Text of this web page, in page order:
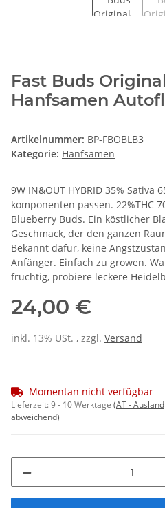
Fast Buds
Hanfsamen
Artikelnummer: BP-FBOBLB3
Kategorie: Hanfsamen
9W IN&OUT HYBRID 35% Sativa
komponenten passen. 22%THC
Blueberry Buds. Ein köstlicher
Geschmack, der den ganzen
Bekannt dafür, keine
Anfänger. Einfach zu growen.
fruchtig, probiere leckere
24,00 €
inkl. 13% USt. , zzgl. Versand
Momentan nicht verfügbar
Lieferzeit:9 - 10 Werktage (AT - Ausland
abweichend)